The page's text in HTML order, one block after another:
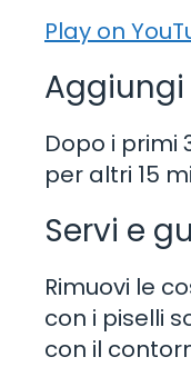
Play on
Aggiungi
Dopo i primi
per altri 15
Servi e
Rimuovi le
con i piselli
con il